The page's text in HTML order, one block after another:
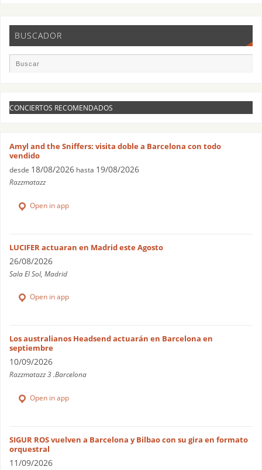
BUSCADOR
CONCIERTOS RECOMENDADOS
Amyl and the Sniffers: visita doble a Barcelona con todo
vendido
desde 18/08/2026 hasta 19/08/2026
Razzmatazz
Open in app
LUCIFER actuaran en Madrid este Agosto
26/08/2026
Sala El Sol, Madrid
Open in app
Los australianos Headsend actuarán en Barcelona en
septiembre
10/09/2026
Razzmatazz 3 .Barcelona
Open in app
SIGUR ROS vuelven a Barcelona y Bilbao con su gira en formato
orquestral
11/09/2026